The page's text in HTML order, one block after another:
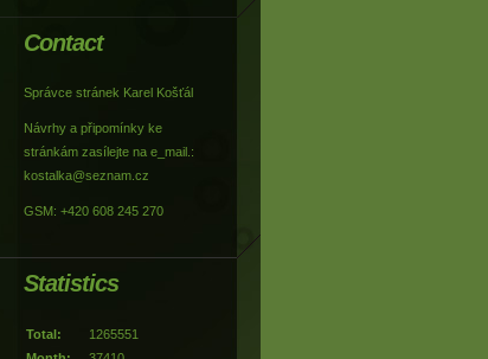
Contact
Správce stránek Karel Košťál
Návrhy a připomínky ke
stránkám zasílejte na e_mail.:
kostalka@seznam.cz
GSM: +420 608 245 270
Statistics
Total:
1265551